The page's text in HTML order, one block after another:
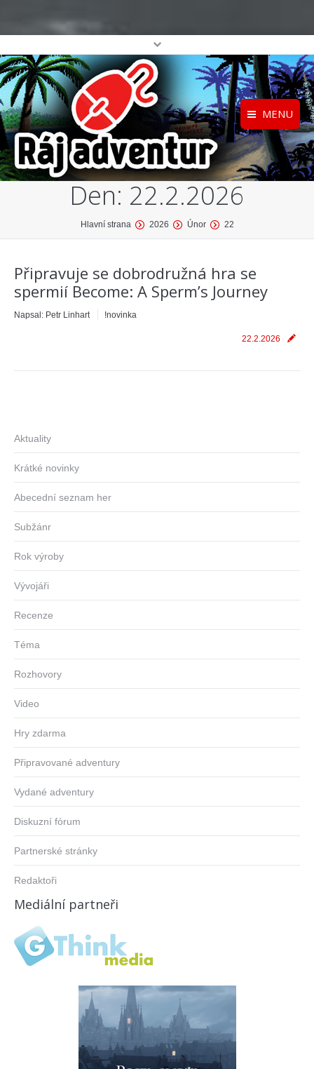
MENU
Registrace
Přihlášení
Home
O projektu
Katalog her
Den: 22.2.2026
Hlavní strana 2026 Únor 22
Připravuje se dobrodružná hra se
spermií Become: A Sperm’s Journey
Napsal: Petr Linhart !novinka
22.2.2026
Aktuality
Krátké novinky
Abecední seznam her
Subžánr
Rok výroby
Vývojáři
Recenze
Téma
Rozhovory
Video
Hry zdarma
Připravované adventury
Vydané adventury
Diskuzní fórum
Partnerské stránky
Redaktoři
Mediální partneři